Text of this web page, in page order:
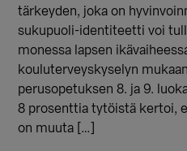
tärkeyden, joka on
sukupuoli-identiteetti voi
monessa lapsen
kouluterveyskyselyn
perusopetuksen 8. ja 9.
8 prosenttia tytöistä kertoi,
on muuta […]